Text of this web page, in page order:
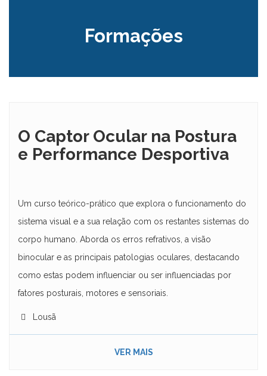
Formações
O Captor Ocular na Postura
e Performance Desportiva
Um curso teórico-prático que explora o funcionamento do
sistema visual e a sua relação com os restantes sistemas do
corpo humano. Aborda os erros refrativos, a visão
binocular e as principais patologias oculares, destacando
como estas podem influenciar ou ser influenciadas por
fatores posturais, motores e sensoriais.
Lousã
VER MAIS